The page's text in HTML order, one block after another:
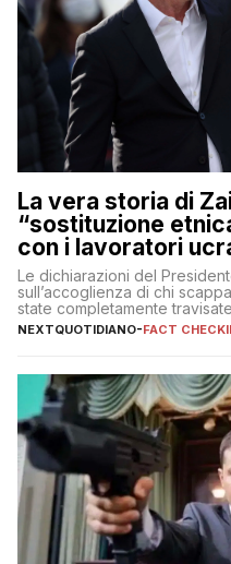
La vera storia di
“sostituzione
con i lavoratori
ci sarà)
Le dichiarazioni del
sull’accoglienza di chi
state completamente
falsi che girano sui social
NEXTQUOTIDIANO-FACT